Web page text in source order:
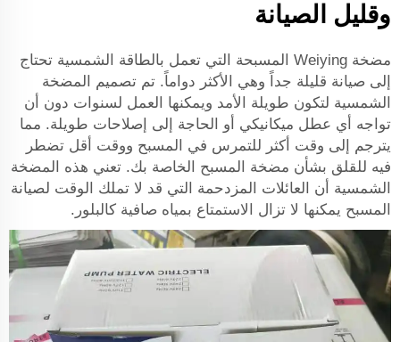
وقليل الصيانة
مضخة Weiying المسبحة التي تعمل بالطاقة الشمسية تحتاج
إلى صيانة قليلة جداً وهي الأكثر دواماً. تم تصميم المضخة
الشمسية لتكون طويلة الأمد ويمكنها العمل لسنوات دون أن
تواجه أي عطل ميكانيكي أو الحاجة إلى إصلاحات طويلة. مما
يترجم إلى وقت أكثر للتمرس في المسبح ووقت أقل تضطر
فيه للقلق بشأن مضخة المسبح الخاصة بك. تعني هذه المضخة
الشمسية أن العائلات المزدحمة التي قد لا تملك الوقت لصيانة
المسبح يمكنها لا تزال الاستمتاع بمياه صافية كالبلور.